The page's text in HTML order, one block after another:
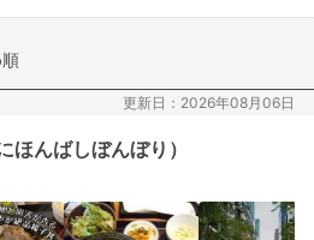
更新日：2026年08月06日
ほんばしぼんぼり）